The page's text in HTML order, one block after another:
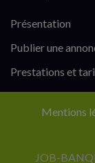
Présentation
Publier une
Prestations et
JOB-
Mentions